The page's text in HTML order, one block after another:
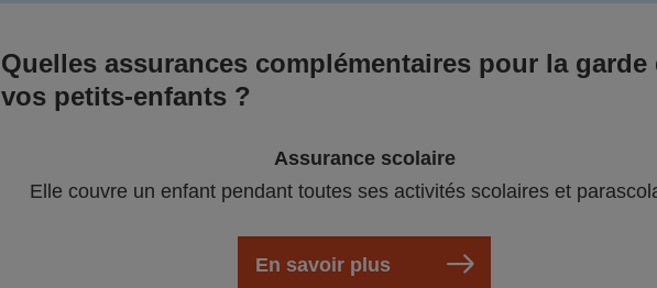
Quelles assurances complémentaires pour la garde
vos petits-enfants ?
Assurance scolaire
Elle couvre un enfant pendant toutes ses activités scolaires et
En savoir plus